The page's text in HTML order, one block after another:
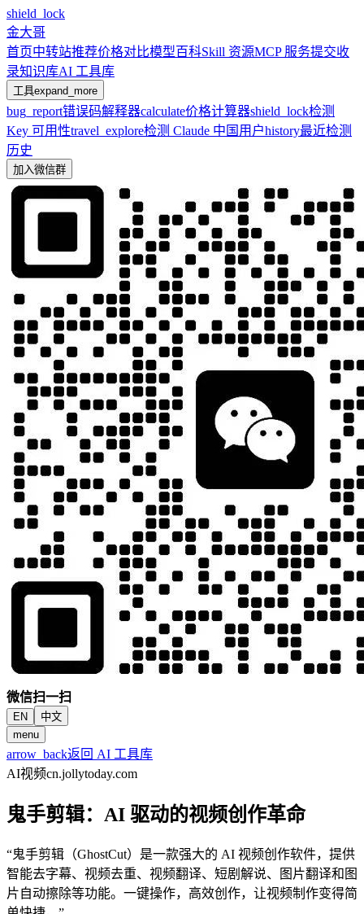
shield_lock
金大哥
首页中转站推荐价格对比模型百科Skill 资源MCP 服务提交收
录知识库AI 工具库
工具expand_more
bug_report错误码解释器calculate价格计算器shield_lock检测
Key 可用性travel_explore检测 Claude 中国用户history最近检测
历史
加入微信群
微信扫一扫
EN
中文
menu
arrow_back返回 AI 工具库
AI视频cn.jollytoday.com
鬼手剪辑：AI 驱动的视频创作革命
“鬼手剪辑（GhostCut）是一款强大的 AI 视频创作软件，提供
智能去字幕、视频去重、视频翻译、短剧解说、图片翻译和图
片自动擦除等功能。一键操作，高效创作，让视频制作变得简